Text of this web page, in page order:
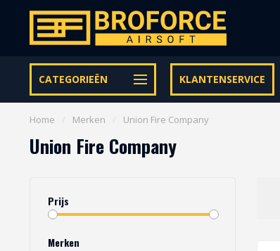
CATEGORIEËN KLANTENSERVICE
Let op onze speciale Facebook/Instagram aanbiedingen
Home Merken Union Fire Company
Union Fire Company
Prijs
Merken